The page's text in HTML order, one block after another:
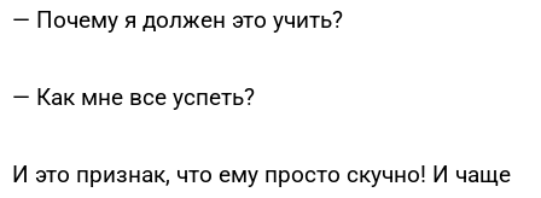
— Почему я должен это учить?
— Как мне все успеть?
И это признак, что ему просто скучно! И чаще